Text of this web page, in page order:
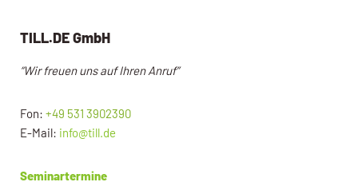
TILL.DE GmbH
“Wir freuen uns auf Ihren Anruf”
Fon: +49 531 3902390
E-Mail: info@till.de
Seminartermine